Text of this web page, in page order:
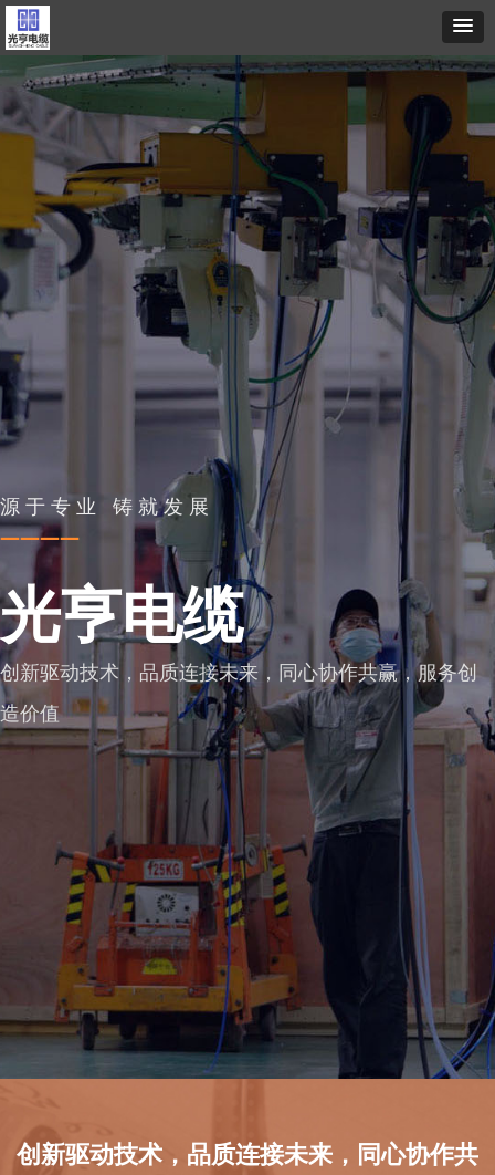
创新驱动技术，品质连接未来，同心协作共
源于专业 铸就发展
————
光亨电缆
创新驱动技术，品质连接未来，同心协作共赢，服务创
造价值